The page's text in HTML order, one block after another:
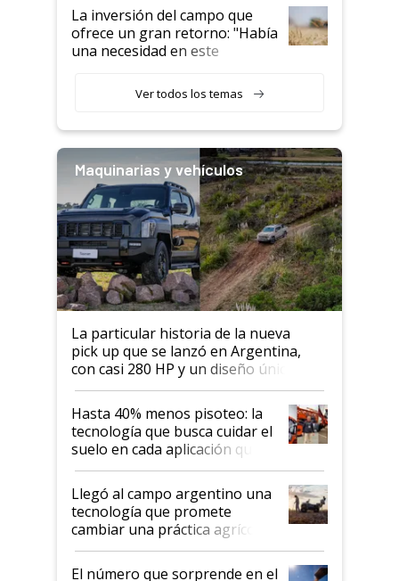
La inversión del campo que
ofrece un gran retorno: "Había
una necesidad en este
Ver todos los temas
Maquinarias y vehículos
La particular historia de la nueva
pick up que se lanzó en Argentina,
con casi 280 HP y un diseño único: a
cuánto se vende
Hasta 40% menos pisoteo: la
tecnología que busca cuidar el
suelo en cada aplicación que
llevó Jacto al Congreso
Aapresid 2026
Llegó al campo argentino una
tecnología que promete
cambiar una práctica agrícola
clave: ¿Y si analizar el suelo
fuera tan simple como apretar
El número que sorprende en el